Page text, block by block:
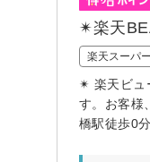
✴︎楽天
楽天スーパ
✴︎ 楽天ビュ
す。お客様
橋駅徒歩0分